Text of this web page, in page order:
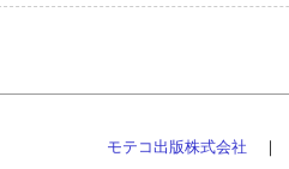
モテコ出版株式会社 ｜